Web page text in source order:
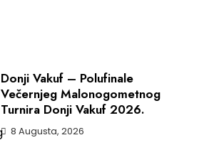
Donji Vakuf – Polufinale
Večernjeg Malonogometnog
Turnira Donji Vakuf 2026.
8 Augusta, 2026